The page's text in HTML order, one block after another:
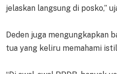
jelaskan langsung di posko,”
Deden juga mengungkapkan
tua yang keliru memahami